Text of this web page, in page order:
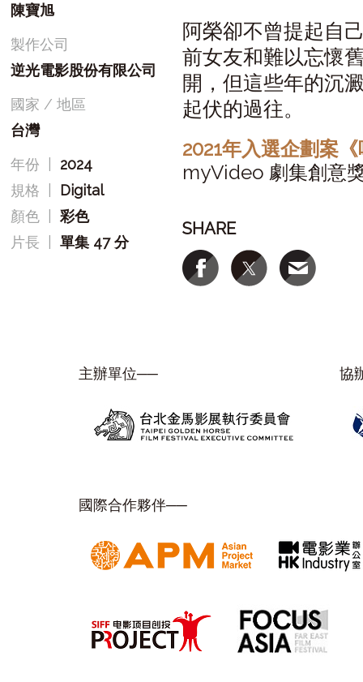
陳寶旭
製作公司
逆光電影股份有限公司
國家 / 地區
台灣
年份
2024
規格
Digital
顏色 |彩色
片長 |單集 47 分
阿榮卻不曾提起自
前女友和難以忘懷
開，但這些年的沉
起伏的過往。
2021年入選企劃案
myVideo 劇集創意
SHARE
主辦單位── 協
國際合作夥伴──